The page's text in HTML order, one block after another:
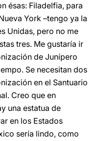
ésas: Filadelfia, para
York –tengo ya la
Unidas, pero no me
tres. Me gustaría ir
de Junípero
Se necesitan dos
en el Santuario
Creo que en
una estatua de
en los Estados
sería lindo, como